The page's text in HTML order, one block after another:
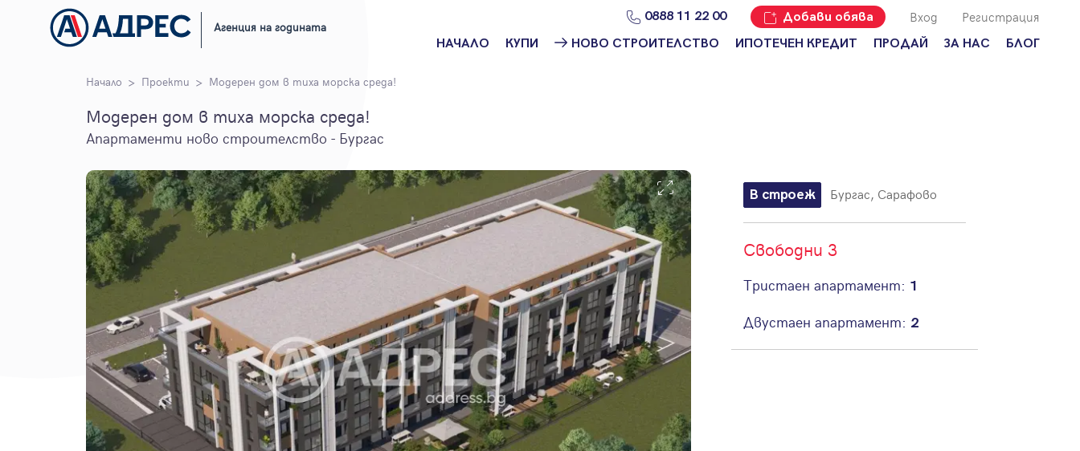
Агенция на годината
0888 11 22 00 Добави обява Вход Регистрация
НАЧАЛО КУПИ НОВО СТРОИТЕЛСТВО
Ново
строителство
Пловдив
Ново
строителство
Бургас
Проекти ново
строителство
ИПОТЕЧЕН КРЕДИТ ПРОДАЙ ЗА НАС
Address Run
БЛОГ
Начало Проекти Модерен дом в тиха морска среда!
Модерен дом в тиха морска среда!
Апартаменти ново строителство - Бургас
В строеж Бургас, Сарафово
Свободни 3
Тристаен апартамент: 1
Двустаен апартамент: 2